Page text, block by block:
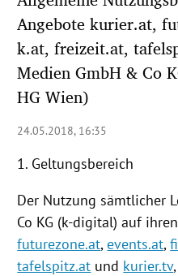
Angebote kurier.at,
k.at, freizeit.at,
Medien GmbH & Co
HG Wien)
24.05.2018, 16:35
1. Geltungsbereich
Der Nutzung sämtlicher
Co KG (k-digital) auf
futurezone.at,events.at,
tafelspitz.at und kurier.tv,